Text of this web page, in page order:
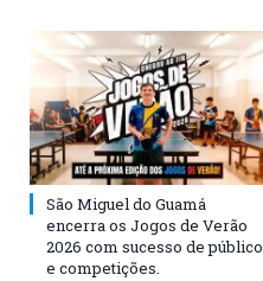
São Miguel do Guamá
encerra os Jogos de Verão
2026 com sucesso de público
e competições.